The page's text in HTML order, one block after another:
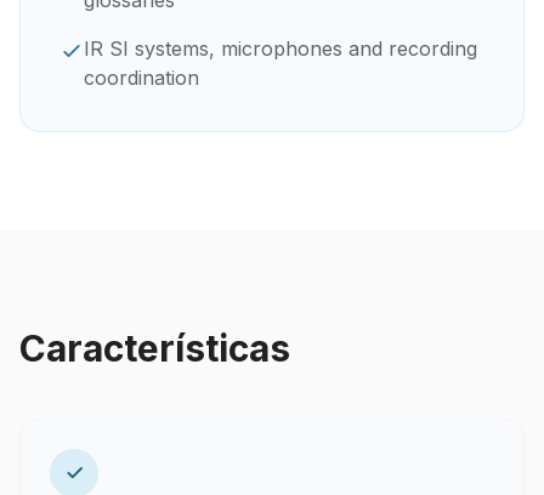
IR SI systems, microphones and recording
coordination
Características